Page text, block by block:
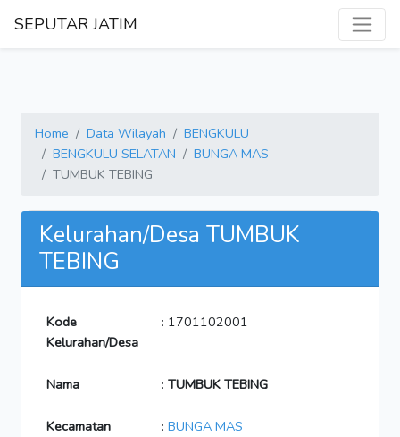
SEPUTAR JATIM
Home Data Wilayah
BENGKULU
BENGKULU SELATAN
BUNGA MAS
TUMBUK TEBING
Kelurahan/Desa TUMBUK
TEBING
Kode
Kelurahan/Desa
: 1701102001
Nama : TUMBUK TEBING
Kecamatan : BUNGA MAS